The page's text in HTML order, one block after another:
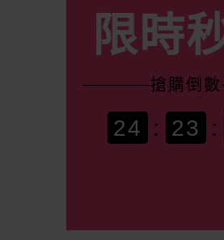
限時
搶購倒數
24 : 23 :